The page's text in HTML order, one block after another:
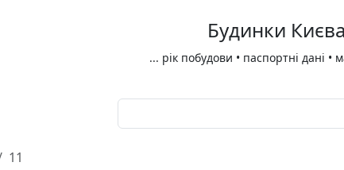
Будинки Києва
... рік побудови • паспортні дані •
11